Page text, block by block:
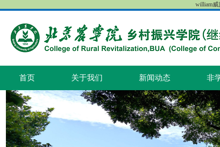
william
首页 关于我们 新闻动态 非